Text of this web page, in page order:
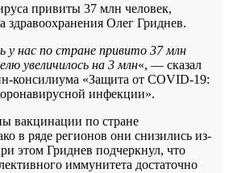
привиты 37 млн человек,
здравоохранения Олег Гриднев.
у нас по стране привито 37 млн
увеличилось на 3 млн«, — сказал
консилиума «Защита от COVID-19:
инфекции».
вакцинации по стране
в ряде регионов они снизились из-
этом Гриднев подчеркнул, что
иммунитета достаточно